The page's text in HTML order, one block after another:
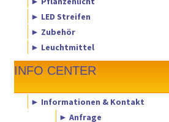
► LED Streifen
► Zubehör
► Leuchtmittel
INFO CENTER
► Informationen & Kontakt
► Anfrage